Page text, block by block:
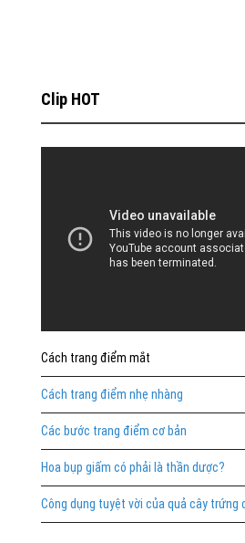
Clip HOT
Cách trang điểm mắt
Cách trang điểm nhẹ nhàng
Các bước trang điểm cơ bản
Hoa bụp giấm có phải là thần dược?
Công dụng tuyệt vời của quả cây trứng